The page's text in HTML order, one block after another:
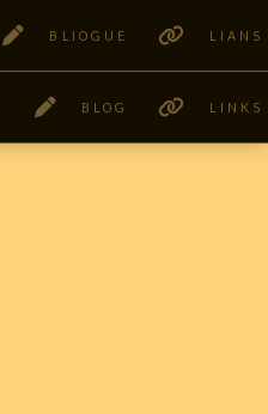
BLIOGUE LIANS
BLOG LINKS